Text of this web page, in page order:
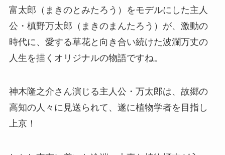
富太郎（まきのとみたろう）をモデルにした主人
公・槙野万太郎（まきのまんたろう）が、激動の
時代に、愛する草花と向き合い続けた波瀾万丈の
人生を描くオリジナルの物語ですね。
神木隆之介さん演じる主人公・万太郎は、故郷の
高知の人々に見送られて、遂に植物学者を目指し
上京！